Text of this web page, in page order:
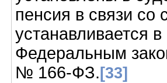
пенсия в связи со
устанавливается в
Федеральным
№ 166-ФЗ. [33]